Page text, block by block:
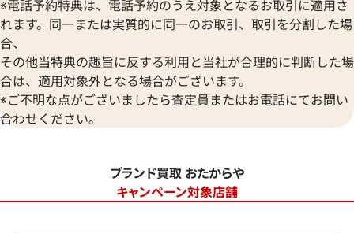
※電話予約特典は、電話予約のうえ対象となるお取引に適用さ
れます。同一または実質的に同一のお取引、取引を分割した場
合、
その他当特典の趣旨に反する利用と当社が合理的に判断した場
合は、適用対象外となる場合がございます。
※ご不明な点がございましたら査定員またはお電話にてお問い
合わせください。
ブランド買取 おたからや
キャンペーン対象店舗